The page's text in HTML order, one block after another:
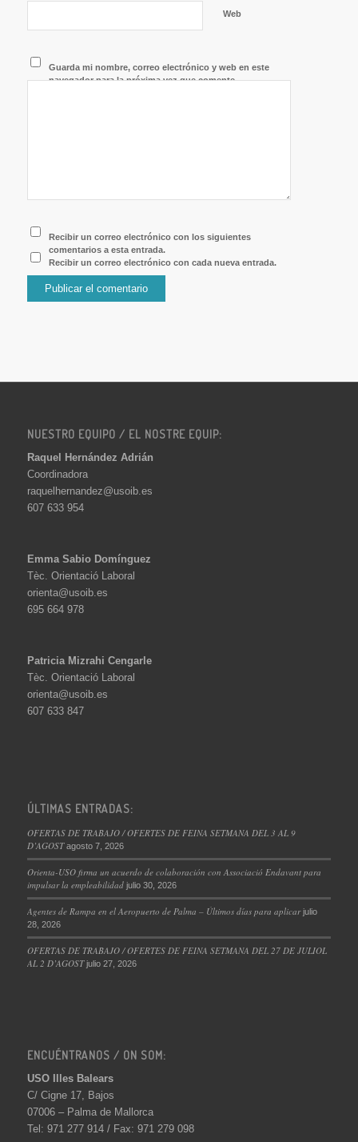
Web
Guarda mi nombre, correo electrónico y web en este
navegador para la próxima vez que comente.
Recibir un correo electrónico con los siguientes
comentarios a esta entrada.
Recibir un correo electrónico con cada nueva entrada.
NUESTRO EQUIPO / EL NOSTRE EQUIP:
Raquel Hernández Adrián
Coordinadora
raquelhernandez@usoib.es
607 633 954
Emma Sabio Domínguez
Tèc. Orientació Laboral
orienta@usoib.es
695 664 978
Patricia Mizrahi Cengarle
Tèc. Orientació Laboral
orienta@usoib.es
607 633 847
ÚLTIMAS ENTRADAS:
OFERTAS DE TRABAJO / OFERTES DE FEINA SETMANA DEL 3 AL 9
D’AGOST agosto 7, 2026
Orienta-USO firma un acuerdo de colaboración con Associació Endavant para
impulsar la empleabilidad julio 30, 2026
Agentes de Rampa en el Aeropuerto de Palma – Últimos días para aplicar julio
28, 2026
OFERTAS DE TRABAJO / OFERTES DE FEINA SETMANA DEL 27 DE JULIOL
AL 2 D’AGOST julio 27, 2026
ENCUÉNTRANOS / ON SOM:
USO Illes Balears
C/ Cigne 17, Bajos
07006 – Palma de Mallorca
Tel: 971 277 914 / Fax: 971 279 098